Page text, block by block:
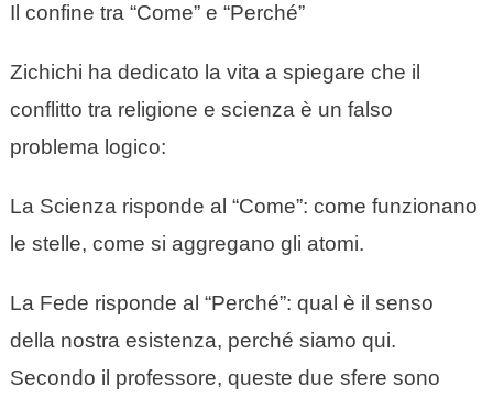
Il confine tra “Come” e “Perché”
Zichichi ha dedicato la vita a spiegare che il
conflitto tra religione e scienza è un falso
problema logico:
La Scienza risponde al “Come”: come funzionano
le stelle, come si aggregano gli atomi.
La Fede risponde al “Perché”: qual è il senso
della nostra esistenza, perché siamo qui.
Secondo il professore, queste due sfere sono